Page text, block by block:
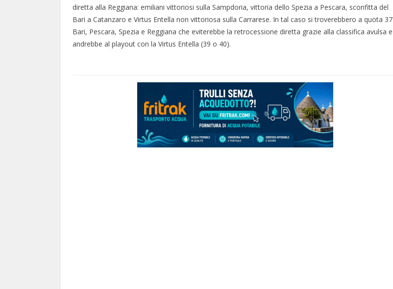
diretta alla Reggiana: emiliani vittoriosi sulla Sampdoria, vittoria dello Spezia a Pescara, sconfitta del
Bari a Catanzaro e Virtus Entella non vittoriosa sulla Carrarese. In tal caso si troverebbero a quota 37
Bari, Pescara, Spezia e Reggiana che eviterebbe la retrocessione diretta grazie alla classifica avulsa e
andrebbe al playout con la Virtus Entella (39 o 40).